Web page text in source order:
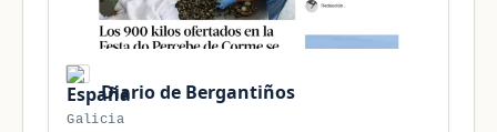
Diario de Bergantiños
Galicia